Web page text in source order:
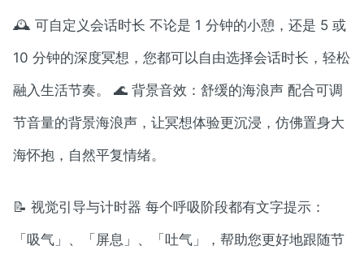
🕰️ 可自定义会话时长 不论是 1 分钟的小憩，还是 5 或
10 分钟的深度冥想，您都可以自由选择会话时长，轻松
融入生活节奏。 🌊 背景音效：舒缓的海浪声 配合可调
节音量的背景海浪声，让冥想体验更沉浸，仿佛置身大
海怀抱，自然平复情绪。
📝 视觉引导与计时器 每个呼吸阶段都有文字提示：
「吸气」、「屏息」、「吐气」，帮助您更好地跟随节